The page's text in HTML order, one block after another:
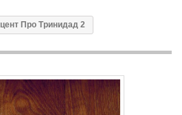
Про Тринидад 2